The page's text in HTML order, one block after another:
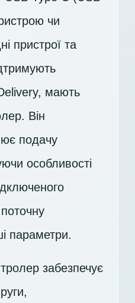
чи
пристрої та
мають
Він
подачу
особливості
параметри.
забезпечує